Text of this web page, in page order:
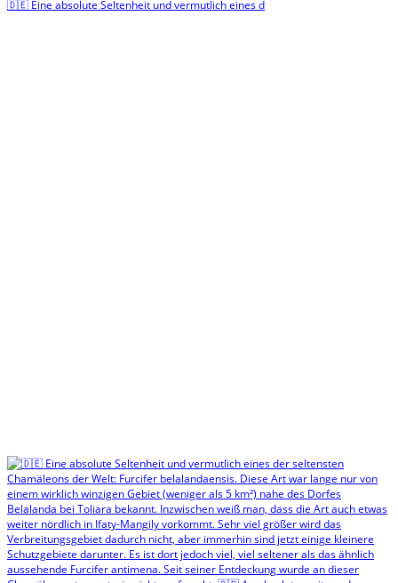
🇩🇪 Eine absolute Seltenheit und vermutlich eines d